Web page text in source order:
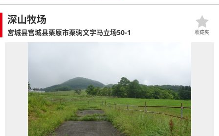
深山牧场
宮城县宫城县栗原市栗驹文字马立场50-1 收藏夹